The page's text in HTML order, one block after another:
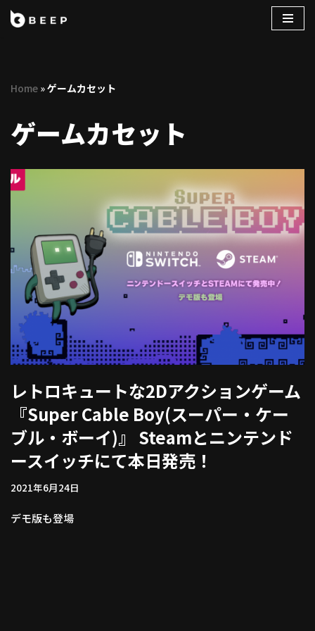
ン
へ
ス
ッ
プ
Home »ゲームカセット
ゲームカセット
レトロキュートな2Dアクションゲーム
『Super Cable Boy(スーパー・ケー
ブル・ボーイ)』 Steamとニンテンド
ースイッチにて本日発売！
2021年6月24日
デモ版も登場